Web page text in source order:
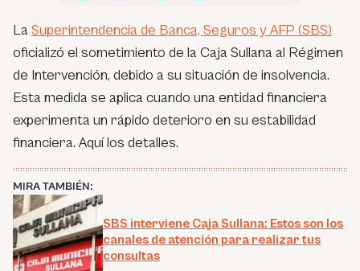
La Superintendencia de Banca, Seguros y AFP (SBS)
oficializó el sometimiento de la Caja Sullana al Régimen
de Intervención, debido a su situación de insolvencia.
Esta medida se aplica cuando una entidad financiera
experimenta un rápido deterioro en su estabilidad
financiera. Aquí los detalles.
MIRA TAMBIÉN:
SBS interviene Caja Sullana: Estos son los
canales de atención para realizar tus
consultas